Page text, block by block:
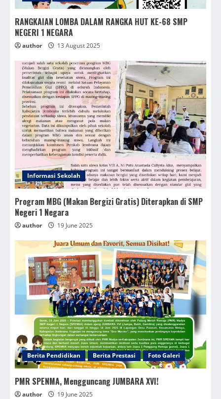
RANGKAIAN LOMBA DALAM RANGKA HUT KE-68 SMP
NEGERI 1 NEGARA
author 13 August 2025
Informasi Sekolah
Program MBG (Makan Bergizi Gratis) Diterapkan di SMP
Negeri 1 Negara
author 19 June 2025
Berita Pendidikan Berita Prestasi Foto Galeri
PMR SPENMA, Mengguncang JUMBARA XVI!
author 19 June 2025